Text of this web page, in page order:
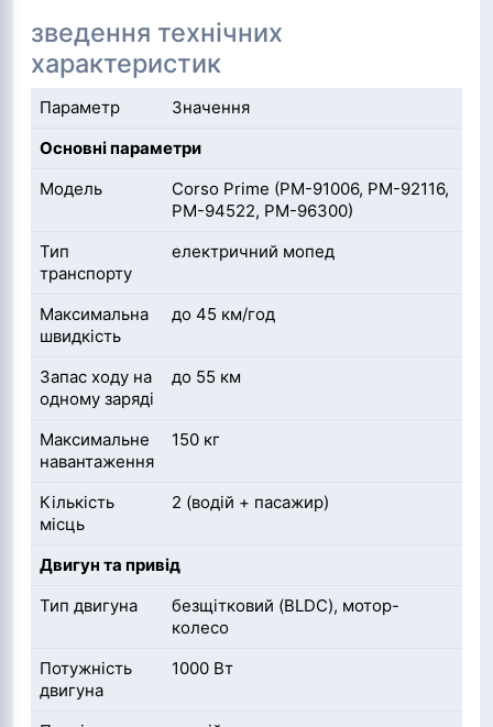
зведення технічних
характеристик
Параметр
Значення
Основні параметри
Модель
Corso Prime (PM-91006, PM-92116,
PM-94522, PM-96300)
Тип
транспорту
електричний мопед
Максимальна
швидкість
до 45 км/год
Запас ходу на
одному заряді
до 55 км
Максимальне
навантаження
150 кг
Кількість
місць
2 (водій + пасажир)
Двигун та привід
Тип двигуна
безщітковий (BLDC), мотор-
колесо
Потужність
двигуна
1000 Вт